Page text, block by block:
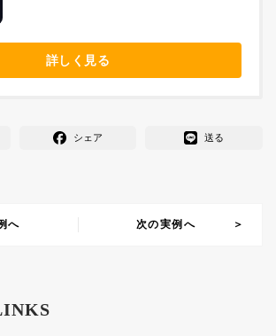
詳しく見る
シェア 送る
へ 次の実例へ